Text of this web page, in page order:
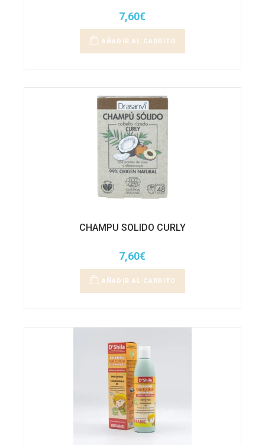
7,60€
AÑADIR AL CARRITO
CHAMPU SOLIDO CURLY
7,60€
AÑADIR AL CARRITO